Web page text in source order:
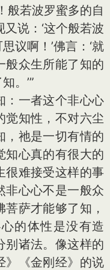
般若波罗蜜多的自
说：‘这个般若波
议啊！’佛言：‘就
般众生所能了知的
。’”
：一者这个非心心
觉知性，不对六尘
，祂是一切有情的
知心真的有很大的
很难接受这样的事
非心心不是一般众
萨才能够了知，
的体性是没有造
别诸法。像这样的
》《金刚经》的说